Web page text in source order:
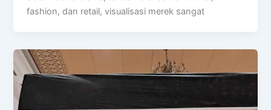
fashion, dan retail, visualisasi merek sangat